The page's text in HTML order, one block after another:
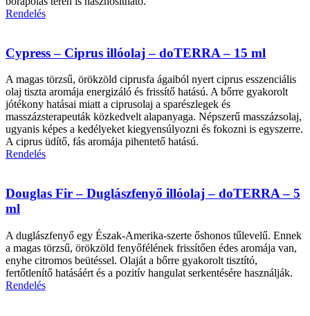
Rendelés
Cypress – Ciprus illóolaj – doTERRA – 15 ml
A magas törzsű, örökzöld ciprusfa ágaiból nyert ciprus esszenciális
olaj tiszta aromája energizáló és frissítő hatású. A bőrre gyakorolt
jótékony hatásai miatt a ciprusolaj a sparészlegek és
masszázsterapeuták közkedvelt alapanyaga. Népszerű masszázsolaj,
ugyanis képes a kedélyeket kiegyensúlyozni és fokozni is egyszerre.
A ciprus üdítő, fás aromája pihentető hatású.
Rendelés
Douglas Fir – Duglászfenyő illóolaj – doTERRA – 5
ml
A duglászfenyő egy Észak-Amerika-szerte őshonos tűlevelű. Ennek
a magas törzsű, örökzöld fenyőfélének frissítően édes aromája van,
enyhe citromos beütéssel. Olaját a bőrre gyakorolt tisztító,
fertőtlenítő hatásáért és a pozitív hangulat serkentésére használják.
Rendelés